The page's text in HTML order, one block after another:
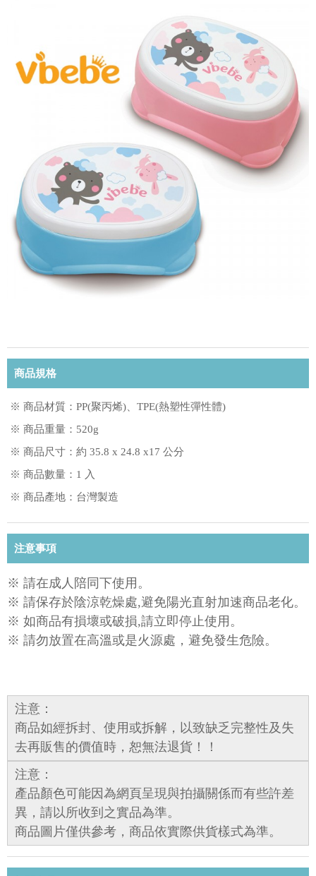
商品規格
※ 商品材質：PP(聚丙烯)、TPE(熱塑性彈性體)
※ 商品重量：520g
※ 商品尺寸：約 35.8 x 24.8 x17 公分
※ 商品數量：1 入
※ 商品產地：台灣製造
注意事項
※ 請在成人陪同下使用。
※ 請保存於陰涼乾燥處,避免陽光直射加速商品老化。
※ 如商品有損壞或破損,請立即停止使用。
※ 請勿放置在高溫或是火源處，避免發生危險。
注意：
商品如經拆封、使用或拆解，以致缺乏完整性及失
去再販售的價值時，恕無法退貨！！
注意：
產品顏色可能因為網頁呈現與拍攝關係而有些許差
異，請以所收到之實品為準。
商品圖片僅供參考，商品依實際供貨樣式為準。